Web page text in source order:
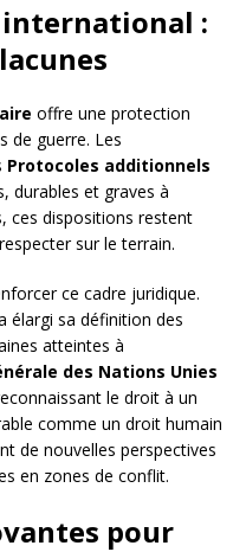
:
offre une protection
de guerre. Les
Protocoles additionnels
durables et graves à
ces dispositions restent
sur le terrain.
ce cadre juridique.
élargi sa définition des
atteintes à
des Nations Unies
le droit à un
comme un droit humain
de nouvelles perspectives
en zones de conflit.
pour